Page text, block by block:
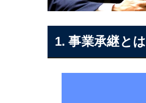
1. 事業承継とは